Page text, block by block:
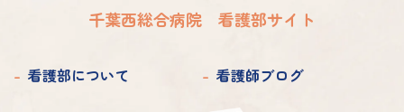
千葉西総合病院 看護部サイト
看護部について
看護師ブログ